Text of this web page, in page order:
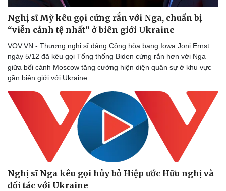
Bóng đá
Lịch thi đấu bóng đá
Thế giới thể thao
Hậu trường
Ô tô
Xe máy
Tư vấn
Nghị sĩ Mỹ kêu gọi cứng rắn với Nga, chuẩn bị
“viễn cảnh tệ nhất” ở biên giới Ukraine
VOV.VN - Thượng nghị sĩ đảng Cộng hòa bang Iowa Joni Ernst
ngày 5/12 đã kêu gọi Tổng thống Biden cứng rắn hơn với Nga
giữa bối cảnh Moscow tăng cường hiện diện quân sự ở khu vực
gần biên giới với Ukraine.
Nghị sĩ Nga kêu gọi hủy bỏ Hiệp ước Hữu nghị và
đối tác với Ukraine